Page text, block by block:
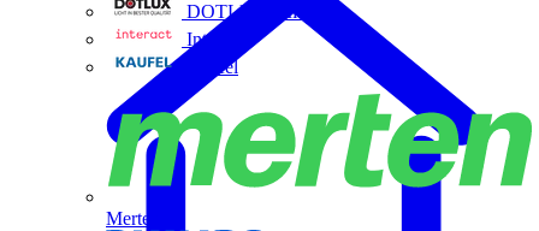
DOTLUX GmbH
Interact
Kaufel
Merten